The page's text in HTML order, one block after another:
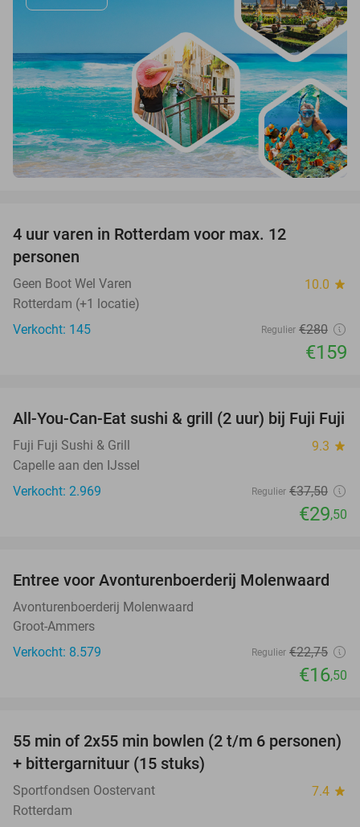
4 uur varen in Rotterdam voor max. 12
personen
Geen Boot Wel Varen 10.0 star
Rotterdam (+1 locatie)
Verkocht: 145
Regulier €280
€159
21%
All-You-Can-Eat sushi & grill (2 uur) bij Fuji Fuji
Fuji Fuji Sushi & Grill 9.3 star
Capelle aan den IJssel
Verkocht: 2.969
Regulier €37,50
€29,50
27%
Entree voor Avonturenboerderij Molenwaard
Avonturenboerderij Molenwaard
Groot-Ammers
Verkocht: 8.579
Regulier €22,75
€16,50
51%
55 min of 2x55 min bowlen (2 t/m 6 personen)
+ bittergarnituur (15 stuks)
Sportfondsen Oostervant 7.4 star
Rotterdam